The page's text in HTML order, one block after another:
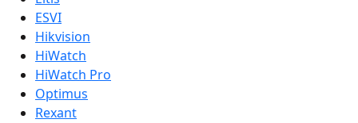
ESVI
Hikvision
HiWatch
HiWatch Pro
Optimus
Rexant